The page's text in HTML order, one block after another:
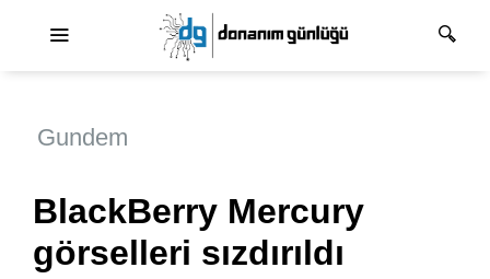
Gundem
BlackBerry Mercury
görselleri sızdırıldı